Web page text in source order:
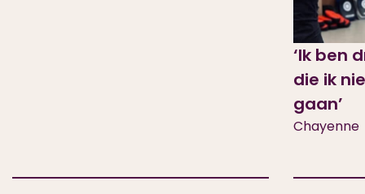
‘Ik ben
die ik
gaan’
Chayenne